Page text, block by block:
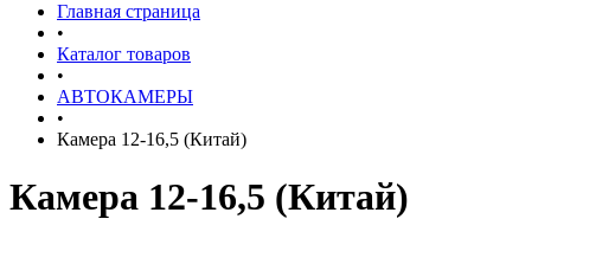
Главная страница
•
Каталог товаров
•
АВТОКАМЕРЫ
•
Камера 12-16,5 (Китай)
Камера 12-16,5 (Китай)